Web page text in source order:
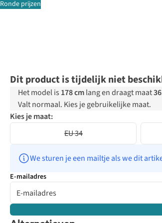
Ronde prijzen
Dit product is tijdelijk niet
Het model is 178 cmlang en draagt maat36
Valt normaal. Kies je gebruikelijke maat.
Kies je maat:
EU 34
We sturen je een mailtje als we dit
E-mailadres